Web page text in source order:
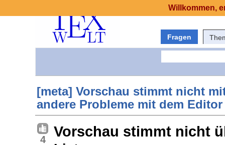
Fragen
[meta] Vorschau stimmt nicht
andere Probleme mit dem Editor
4 Vorschau stimmt nicht
Willkommen,